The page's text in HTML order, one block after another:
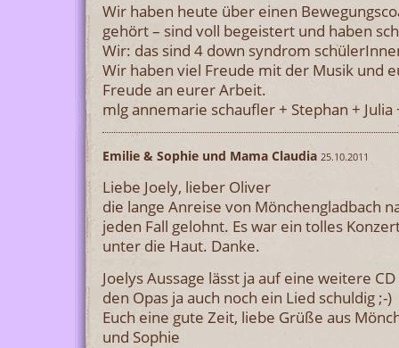
Wir haben heute über einen
gehört – sind voll begeistert und haben
Wir: das sind 4 down syndrom
Wir haben viel Freude mit der Musik und
Freude an eurer Arbeit.
mlg annemarie schaufler + Stephan + Julia
Emilie & Sophie und Mama Claudia 25.10.2011
Liebe Joely, lieber Oliver
die lange Anreise von Mönchengladbach
jeden Fall gelohnt. Es war ein tolles
unter die Haut. Danke.
Joelys Aussage lässt ja auf eine weitere
den Opas ja auch noch ein Lied schuldig ;-)
Euch eine gute Zeit, liebe Grüße aus
und Sophie